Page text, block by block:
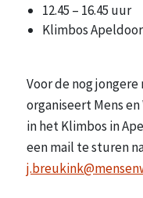
12.45 – 16.45 uur
Klimbos
Voor de nog
organiseert Mens
in het Klimbos in
een mail te sturen